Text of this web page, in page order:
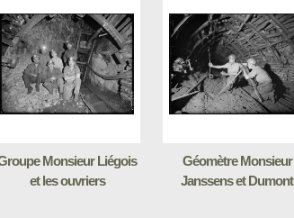
Monsieur Liégois
et les ouvriers
Géomètre Monsieur
Janssens et Dumont